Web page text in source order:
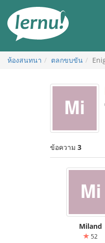
สารบัญ
ห้องสนทนา ตลกขบขัน
ข้อความ 3
Miland
52